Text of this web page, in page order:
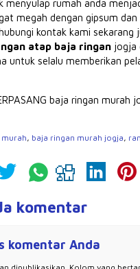
menyulap rumah anda
megah dengan gipsum
kontak kami sekarang
atap baja ringan jogja
untuk selalu memberikan
baja ringan murah
, baja ringan murah jogja,
komentar
komentar Anda